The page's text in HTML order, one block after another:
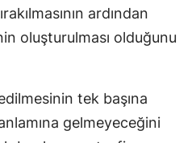
ardından
oluşturulması olduğunu
tek başına
gelmeyeceğini